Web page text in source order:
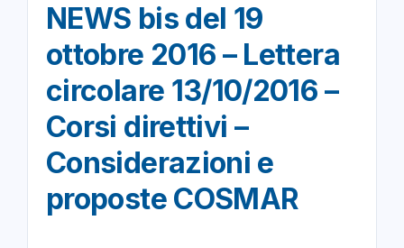
NEWS bis del 19
ottobre 2016 – Lettera
circolare 13/10/2016 –
Corsi direttivi –
Considerazioni e
proposte COSMAR